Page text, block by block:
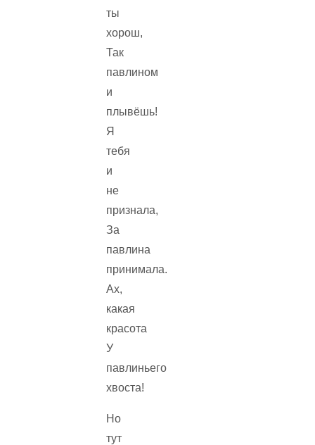
ты
хорош,
Так
павлином
и
плывёшь!
Я
тебя
и
не
признала,
За
павлина
принимала.
Ах,
какая
красота
У
павлиньего
хвоста!
Но
тут